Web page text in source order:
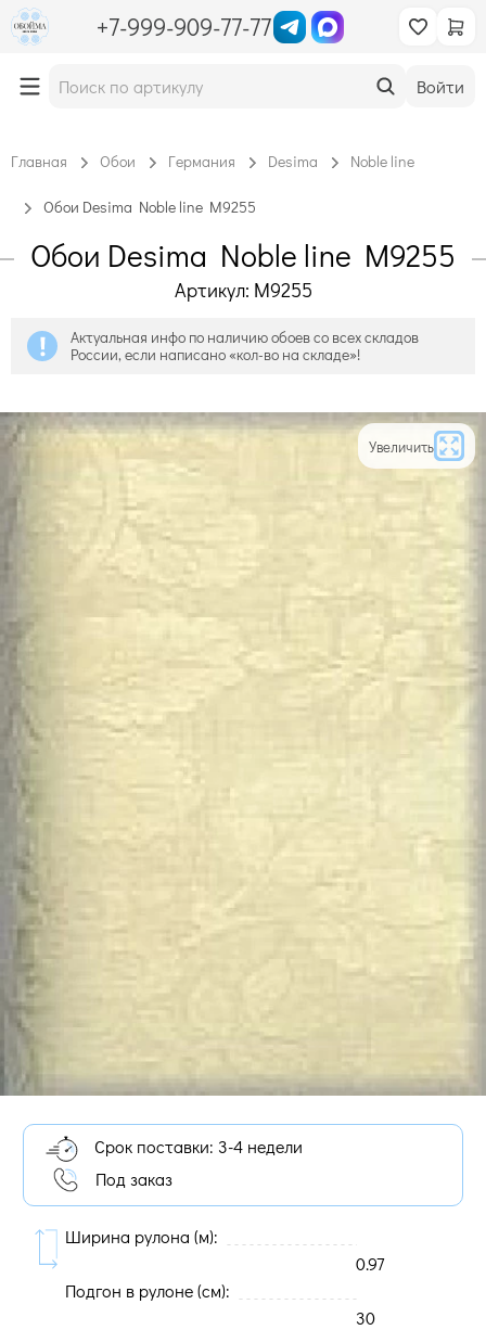
+7-999-909-77-77
Войти
Главная Обои Германия Desima Noble line
Обои Desima Noble line M9255
Обои Desima Noble line M9255
Артикул: M9255
Актуальная инфо по наличию обоев со всех складов
России, если написано «кол-во на складе»!
Увеличить
Срок поставки: 3-4 недели
Под заказ
Ширина рулона (м):
0.97
Подгон в рулоне (cм):
30